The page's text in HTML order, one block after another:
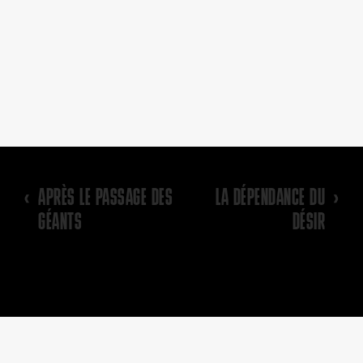
‹ APRÈS LE PASSAGE DES
GÉANTS
›
LA DÉPENDANCE DU
DÉSIR